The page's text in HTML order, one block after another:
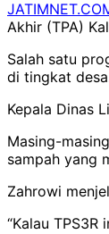
Akhir (TPA)
Salah satu
di tingkat
Kepala Dinas
Masing-
sampah yang
Zahrowi
“Kalau